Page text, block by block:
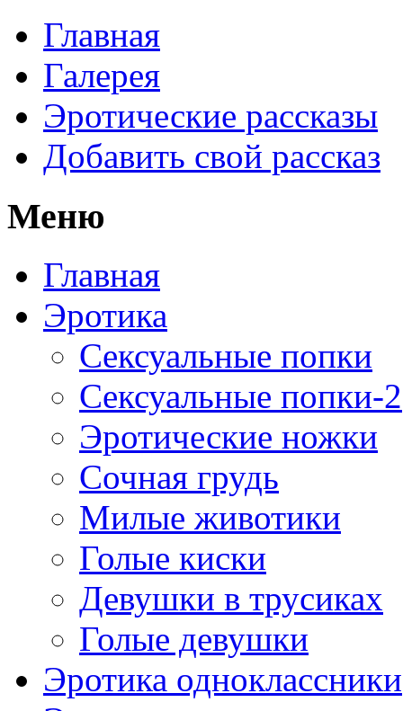
Главная
Галерея
Эротические рассказы
Добавить свой рассказ
Меню
Главная
Эротика
Сексуальные попки
Сексуальные попки-2
Эротические ножки
Сочная грудь
Милые животики
Голые киски
Девушки в трусиках
Голые девушки
Эротика одноклассники